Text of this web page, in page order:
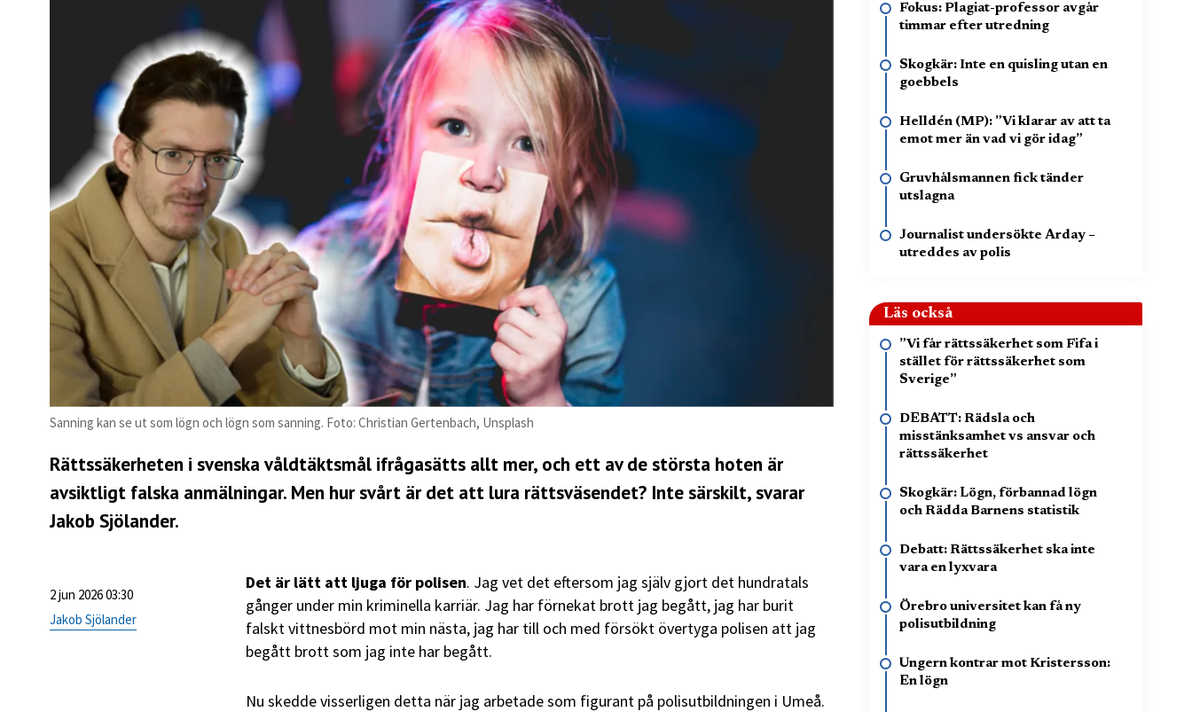
Sanning kan se ut som lögn och lögn som sanning. Foto: Christian Gertenbach, Unsplash
Rättssäkerheten i svenska våldtäktsmål ifrågasätts allt mer, och ett av de största hoten är
avsiktligt falska anmälningar. Men hur svårt är det att lura rättsväsendet? Inte särskilt, svarar
Jakob Sjölander.
2 jun 2026 03:30
Jakob Sjölander
Det är lätt att ljuga för polisen. Jag vet det eftersom jag själv gjort det hundratals
gånger under min kriminella karriär. Jag har förnekat brott jag begått, jag har burit
falskt vittnesbörd mot min nästa, jag har till och med försökt övertyga polisen att jag
begått brott som jag inte har begått.
Nu skedde visserligen detta när jag arbetade som figurant på polisutbildningen i Umeå.
Fokus: Plagiat-professor avgår
timmar efter utredning
Skogkär: Inte en quisling utan en
goebbels
Helldén (MP): ”Vi klarar av att ta
emot mer än vad vi gör idag”
Gruvhålsmannen fick tänder
utslagna
Journalist undersökte Arday –
utreddes av polis
Läs också
”Vi får rättssäkerhet som Fifa i
stället för rättssäkerhet som
Sverige”
DEBATT: Rädsla och
misstänksamhet vs ansvar och
rättssäkerhet
Skogkär: Lögn, förbannad lögn
och Rädda Barnens statistik
Debatt: Rättssäkerhet ska inte
vara en lyxvara
Örebro universitet kan få ny
polisutbildning
Ungern kontrar mot Kristersson:
En lögn